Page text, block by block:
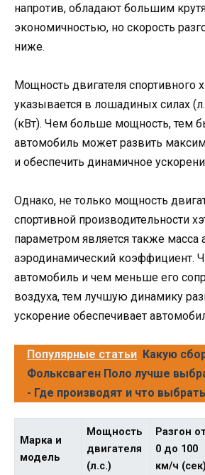
напротив, обладают большим
экономичностью, но скорость
ниже.
Мощность двигателя спортивного
указывается в лошадиных силах
(кВт). Чем больше мощность, тем
автомобиль может развить
и обеспечить динамичное
Однако, не только мощность
спортивной производительности
параметром является также масса
аэродинамический коэффициент.
автомобиль и чем меньше его
воздуха, тем лучшую динамику
ускорение обеспечивает
Популярные статьи Какую
Фольксваген Поло лучше
- Где производят и что выбрать
Марка и
модель
Мощность
двигателя
(л.с.)
Разгон
0 до 100
км/ч (сек)